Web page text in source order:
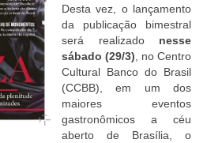
Desta vez, o lançamento
da publicação bimestral
será realizado nesse
sábado (29/3) , no Centro
Cultural Banco do Brasil
(CCBB), em um dos
maiores eventos
gastronômicos a céu
aberto de Brasília, o